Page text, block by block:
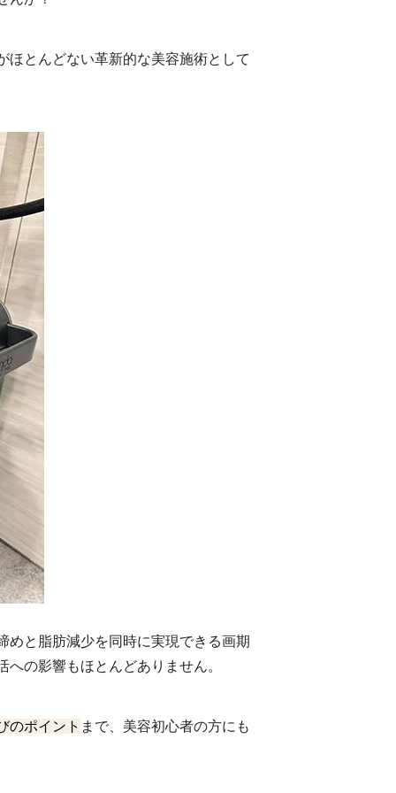
ほとんどない革新的な美容施術として
めと脂肪減少を同時に実現できる画期
の影響もほとんどありません。
のポイント まで、美容初心者の方にも